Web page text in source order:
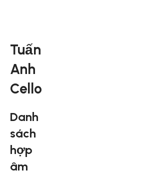
Tuấn
Anh
Cello
Danh
sách
hợp
âm